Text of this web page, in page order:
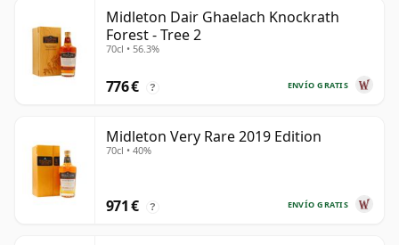
Midleton Dair Ghaelach Knockrath
Forest - Tree 2
70cl • 56.3%
ENVÍO GRATIS
776 € ?
Midleton Very Rare 2019 Edition
70cl • 40%
ENVÍO GRATIS
971 € ?